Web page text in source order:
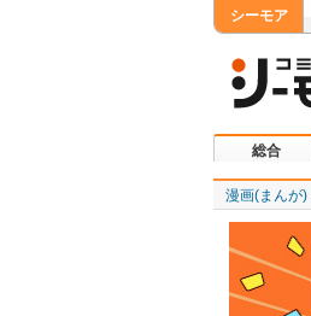
シーモア
総合
漫画(まんが